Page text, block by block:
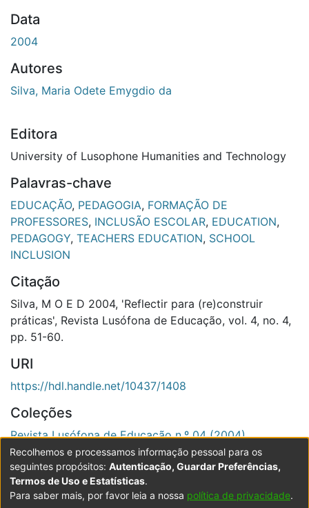
Data
2004
Autores
Silva, Maria Odete Emygdio da
Editora
University of Lusophone Humanities and Technology
Palavras-chave
EDUCAÇÃO, PEDAGOGIA, FORMAÇÃO DE
PROFESSORES, INCLUSÃO ESCOLAR, EDUCATION,
PEDAGOGY, TEACHERS EDUCATION, SCHOOL
INCLUSION
Citação
Silva, M O E D 2004, 'Reflectir para (re)construir
práticas', Revista Lusófona de Educação, vol. 4, no. 4,
pp. 51-60.
URI
https://hdl.handle.net/10437/1408
Coleções
Revista Lusófona de Educação n.º 04 (2004)
Ver registo completo
Powered by DSpace Copyright © 2003-2026LYRASIS
Recolhemos e processamos informação pessoal para os
seguintes propósitos: Autenticação, Guardar Preferências,
Termos de Uso e Estatísticas.
Para saber mais, por favor leia a nossa política de privacidade.